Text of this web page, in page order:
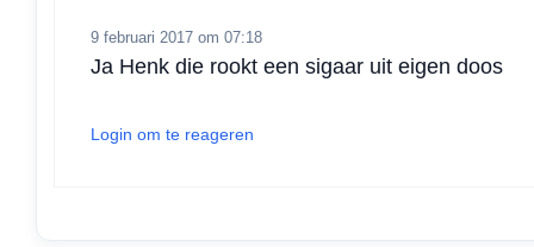
9 februari 2017 om 07:18
Ja Henk die rookt een sigaar uit eigen doos
Login om te reageren